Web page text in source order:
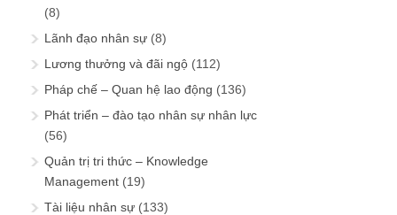
(8)
Lãnh đạo nhân sự (8)
Lương thưởng và đãi ngộ (112)
Pháp chế – Quan hệ lao động (136)
Phát triển – đào tạo nhân sự nhân lực
(56)
Quản trị tri thức – Knowledge
Management (19)
Tài liệu nhân sự (133)